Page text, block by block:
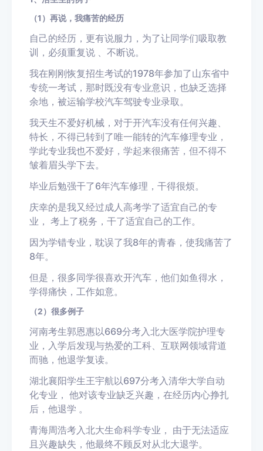
（1）再说，我痛苦的经历
自己的经历，更有说服力，为了让同学们吸取教
训，必须重复说 、不断说。
我在刚刚恢复招生考试的1978年参加了山东省中
专统一考试，那时既没有专业意识，也缺乏选择
余地，被运输学校汽车驾驶专业录取。
我天生不爱好机械，对于开汽车没有任何兴趣、
特长，不得已转到了唯一能转的汽车修理专业，
学此专业我也不爱好，学起来很痛苦，但不得不
皱着眉头学下去。
毕业后勉强干了6年汽车修理，干得很烦。
庆幸的是我又经过成人高考学了适宜自己的专
业， 考上了税务，干了适宜自己的工作。
因为学错专业，耽误了我8年的青春，使我痛苦了
8年。
但是，很多同学很喜欢开汽车，他们如鱼得水，
学得痛快，工作如意。
（2）很多例子
河南考生郭恩惠以669分考入北大医学院护理专
业，入学后发现与热爱的工科、互联网领域背道
而驰，他退学复读。
湖北襄阳学生王宇航以697分考入清华大学自动
化专业， 他对该专业缺乏兴趣，在经历内心挣扎
后，他退学 。
青海周浩考入北大生命科学专业， 由于无法适应
且兴趣缺失，他最终不顾反对从北大退学。